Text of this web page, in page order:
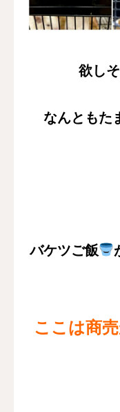
欲し
なんともた
バケツご飯
ここは商